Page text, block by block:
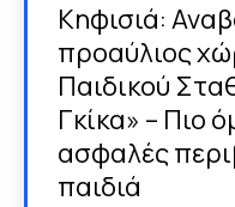
Κηφισιά:
προαύλιος
Παιδικού
Γκίκα» – Πιο
ασφαλές
παιδιά